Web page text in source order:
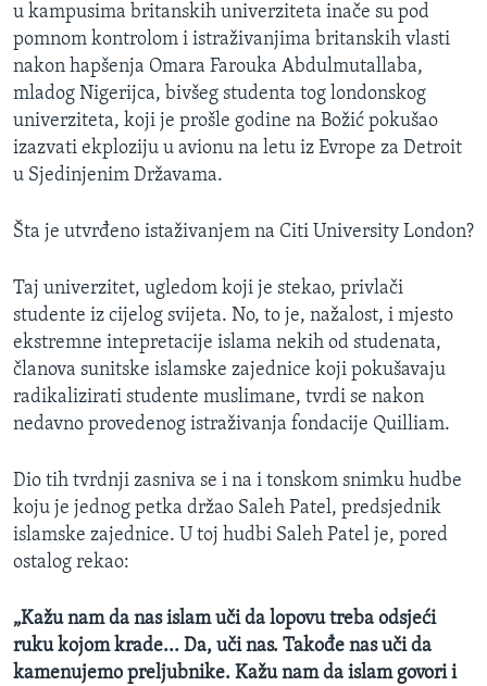
u kampusima britanskih univerziteta inače su pod
pomnom kontrolom i istraživanjima britanskih vlasti
nakon hapšenja Omara Farouka Abdulmutallaba,
mladog Nigerijca, bivšeg studenta tog londonskog
univerziteta, koji je prošle godine na Božić pokušao
izazvati ekploziju u avionu na letu iz Evrope za Detroit
u Sjedinjenim Državama.
Šta je utvrđeno istaživanjem na Citi University London?
Taj univerzitet, ugledom koji je stekao, privlači
studente iz cijelog svijeta. No, to je, nažalost, i mjesto
ekstremne intepretacije islama nekih od studenata,
članova sunitske islamske zajednice koji pokušavaju
radikalizirati studente muslimane, tvrdi se nakon
nedavno provedenog istraživanja fondacije Quilliam.
Dio tih tvrdnji zasniva se i na i tonskom snimku hudbe
koju je jednog petka držao Saleh Patel, predsjednik
islamske zajednice. U toj hudbi Saleh Patel je, pored
ostalog rekao:
„Kažu nam da nas islam uči da lopovu treba odsjeći
ruku kojom krade... Da, uči nas. Takođe nas uči da
kamenujemo preljubnike. Kažu nam da islam govori i